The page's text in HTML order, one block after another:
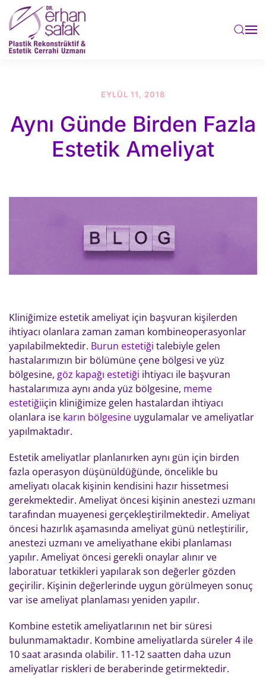
Skip to main content
EYLÜL 11, 2018
Aynı Günde Birden Fazla
Estetik Ameliyat
Kliniğimize estetik ameliyat için başvuran kişilerden
ihtiyacı olanlara zaman zaman kombineoperasyonlar
yapılabilmektedir. Burun estetiği talebiyle gelen
hastalarımızın bir bölümüne çene bölgesi ve yüz
bölgesine, göz kapağı estetiği ihtiyacı ile başvuran
hastalarımıza aynı anda yüz bölgesine, meme
estetiğiiçin kliniğimize gelen hastalardan ihtiyacı
olanlara ise karın bölgesine uygulamalar ve ameliyatlar
yapılmaktadır.
Estetik ameliyatlar planlanırken aynı gün için birden
fazla operasyon düşünüldüğünde, öncelikle bu
ameliyatı olacak kişinin kendisini hazır hissetmesi
gerekmektedir. Ameliyat öncesi kişinin anestezi uzmanı
tarafından muayenesi gerçekleştirilmektedir. Ameliyat
öncesi hazırlık aşamasında ameliyat günü netleştirilir,
anestezi uzmanı ve ameliyathane ekibi planlaması
yapılır. Ameliyat öncesi gerekli onaylar alınır ve
laboratuar tetkikleri yapılarak son değerler gözden
geçirilir. Kişinin değerlerinde uygun görülmeyen sonuç
var ise ameliyat planlaması yeniden yapılır.
Kombine estetik ameliyatlarının net bir süresi
bulunmamaktadır. Kombine ameliyatlarda süreler 4 ile
10 saat arasında olabilir. 11-12 saatten daha uzun
ameliyatlar riskleri de beraberinde getirmektedir.